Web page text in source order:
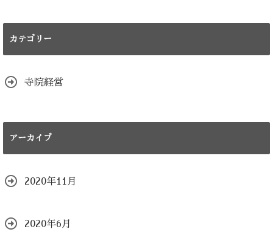
カテゴリー
寺院経営
アーカイブ
2020年11月
2020年6月